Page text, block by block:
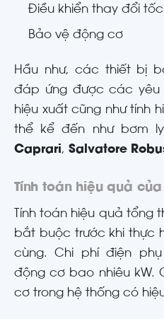
Điều khiển thay đổi
Bảo vệ động cơ
Hầu như, các thiết bị
đáp ứng được các yêu
hiệu xuất cũng như tính
thể kể đến như bơm
Caprari, Salvatore
Tính toán hiệu quả
Tính toán hiệu quả tổng
bắt buộc trước khi thực
cùng. Chi phí điện
động cơ bao nhiêu kW.
cơ trong hệ thống có